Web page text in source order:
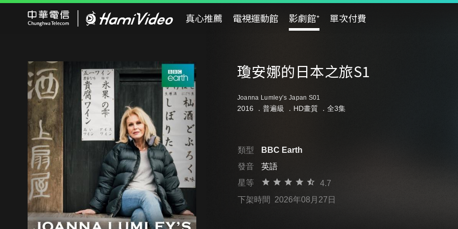
真心推薦 電視運動館 影劇館⁺ 單次付費
瓊安娜的日本之旅S1
Joanna Lumley’s Japan S01
2016 ． 普遍級 ．HD畫質 ．全3集
類型
BBC Earth
發音
英語
星等
4.7
下架時間 2026年08月27日